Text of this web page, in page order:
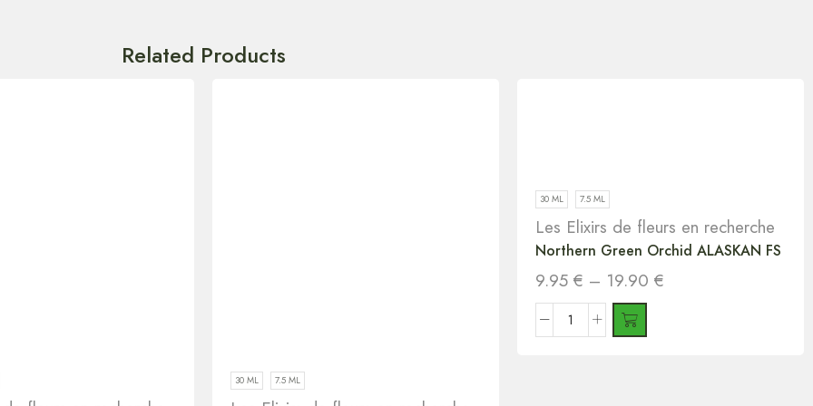
Related Products
30 ML 7.5 ML
30 ML 7.5 ML
Les Elixirs de fleurs en recherche
Northern Green Orchid ALASKAN FS
9.95 € – 19.90 €